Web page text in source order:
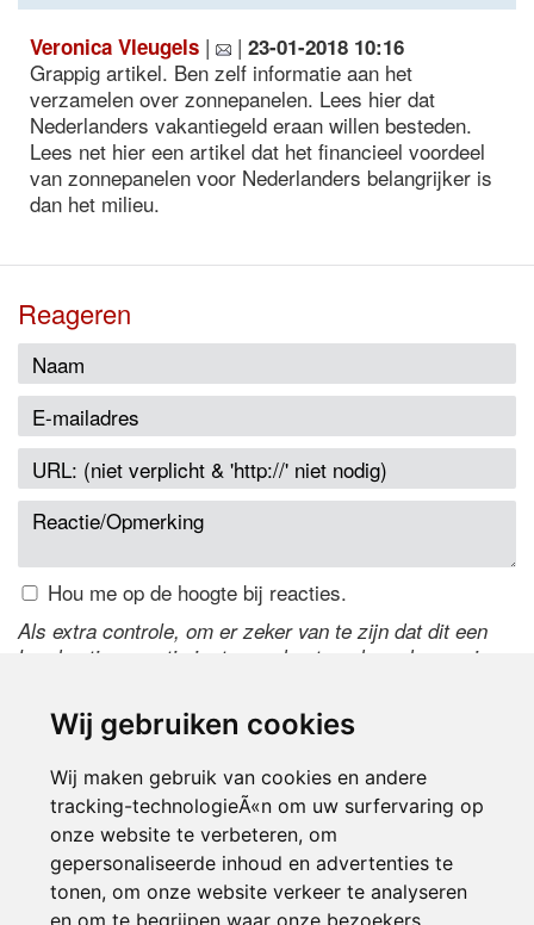
Wij gebruiken cookies
Wij maken gebruik van cookies en andere
tracking-technologieÃ«n om uw surfervaring op
onze website te verbeteren, om
gepersonaliseerde inhoud en advertenties te
tonen, om onze website verkeer te analyseren
en om te begrijpen waar onze bezoekers
Veronica Vleugels | | 23-01-2018 10:16
Grappig artikel. Ben zelf informatie aan het
verzamelen over zonnepanelen. Lees hier dat
Nederlanders vakantiegeld eraan willen besteden.
Lees net hier een artikel dat het financieel voordeel
van zonnepanelen voor Nederlanders belangrijker is
dan het milieu.
Reageren
Hou me op de hoogte bij reacties.
Als extra controle, om er zeker van te zijn dat dit een
handmatige reactie is, typ onderstaande code over in
de code te wijzigen.